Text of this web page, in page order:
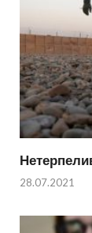
28.07.2021